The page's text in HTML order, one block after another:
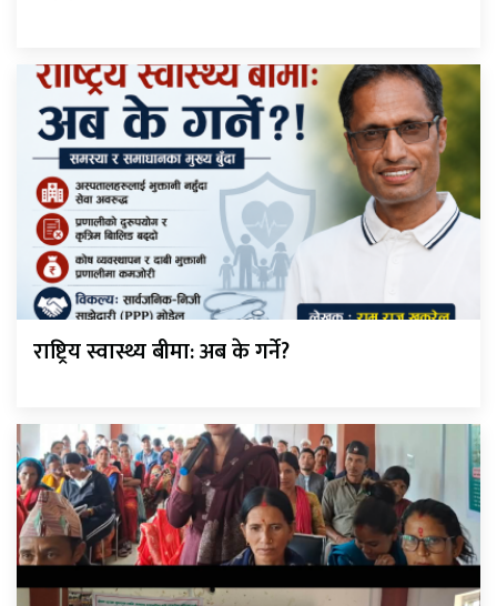
राष्ट्रिय स्वास्थ्य बीमा: अब के गर्ने?